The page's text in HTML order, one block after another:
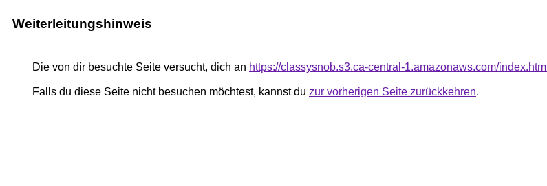
Weiterleitungshinweis
Die von dir besuchte Seite versucht, dich an https://classysnob.s3.ca-central-1.amazonaws.com/index.html
Falls du diese Seite nicht besuchen möchtest, kannst du zur vorherigen Seite zurückkehren.